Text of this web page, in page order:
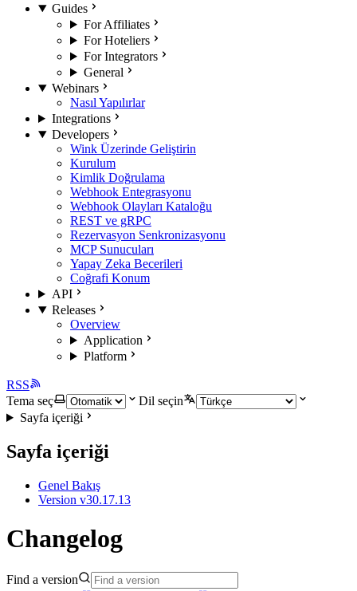
Guides
For Affiliates
For Hoteliers
For Integrators
General
Webinars
Nasıl Yapılırlar
Integrations
Developers
Wink Üzerinde Geliştirin
Kurulum
Kimlik Doğrulama
Webhook Entegrasyonu
Webhook Olayları Kataloğu
REST ve gRPC
Rezervasyon Senkronizasyonu
MCP Sunucuları
Yapay Zeka Becerileri
Coğrafi Konum
API
Releases
Overview
Application
Platform
RSS
Tema seç
Dil seçin
Sayfa içeriği
Sayfa içeriği
Genel Bakış
Version v30.17.13
Changelog
Find a version